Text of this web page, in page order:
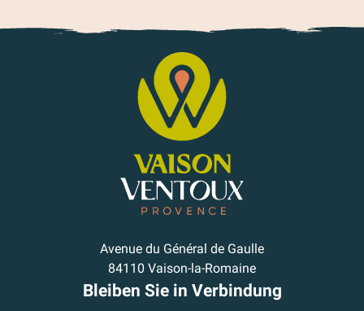
Avenue du Général de Gaulle
84110 Vaison-la-Romaine
Bleiben Sie in Verbindung